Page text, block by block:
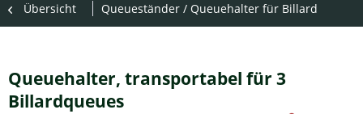
Übersicht Queueständer / Queuehalter für Billard
Queuehalter, transportabel für 3
Billardqueues